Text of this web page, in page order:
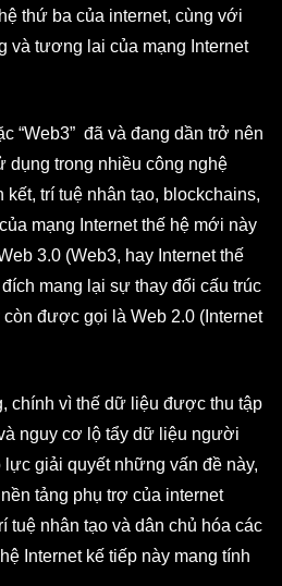
thứ ba của internet, cùng với
và tương lai của mạng Internet
“Web3” đã và đang dần trở nên
dụng trong nhiều công nghệ
trí tuệ nhân tạo, blockchains,
mạng Internet thế hệ mới này
3.0 (Web3, hay Internet thế
mang lại sự thay đổi cấu trúc
được gọi là Web 2.0 (Internet
chính vì thế dữ liệu được thu tập
nguy cơ lộ tẩy dữ liệu người
giải quyết những vấn đề này,
tảng phụ trợ của internet
tuệ nhân tạo và dân chủ hóa các
Internet kế tiếp này mang tính